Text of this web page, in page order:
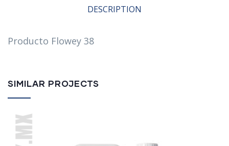
DESCRIPTION
Producto Flowey 38
SIMILAR PROJECTS